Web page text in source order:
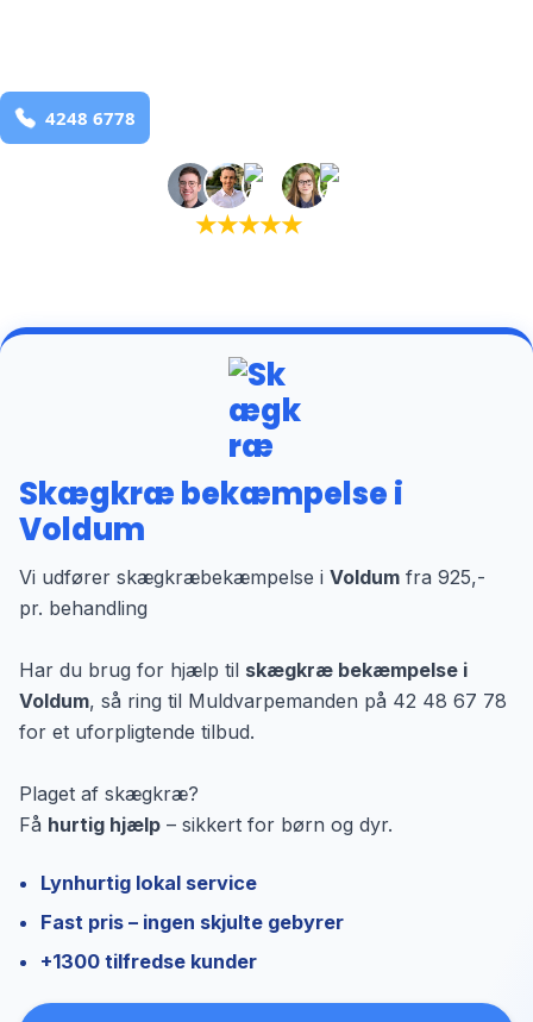
★★★★★
Skægkræ bekæmpelse i
Voldum
Vi udfører skægkræbekæmpelse i Voldum fra 925,-
pr. behandling
Har du brug for hjælp til skægkræ bekæmpelse i
Voldum, så ring til Muldvarpemanden på 42 48 67 78
for et uforpligtende tilbud.
Plaget af skægkræ?
Få hurtig hjælp – sikkert for børn og dyr.
Lynhurtig lokal service
Fast pris – ingen skjulte gebyrer
+1300 tilfredse kunder